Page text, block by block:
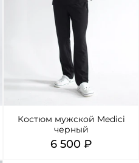
Костюм мужской Medici
черный
6 500 ₽